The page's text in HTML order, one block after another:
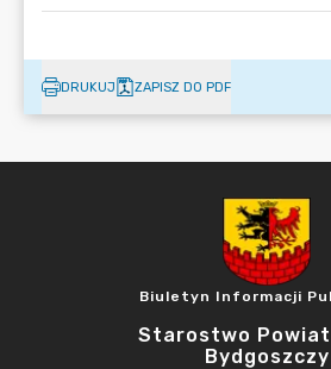
DRUKUJ ZAPISZ DO PDF
Biuletyn Informacji
Starostwo
Bydgoszczy